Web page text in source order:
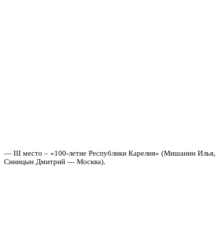
— III место – «100-летие Республики Карелия» (Мишанин Илья,
Синицын Дмитрий — Москва).